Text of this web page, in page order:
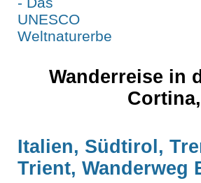
Wanderreise in
Italien, Südtirol,
Trient, Wanderweg